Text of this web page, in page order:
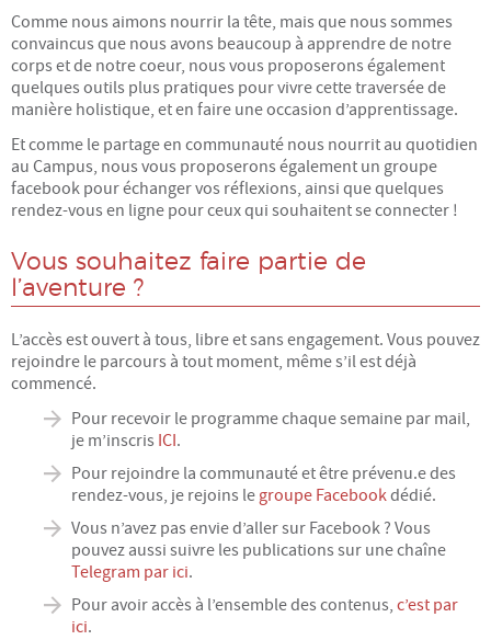
RESSOURCES
Ateliers sciences humaines et plus...
Autres ressources
CONTACT
Comme nous aimons nourrir la tête, mais que nous sommes
convaincus que nous avons beaucoup à apprendre de notre
corps et de notre coeur, nous vous proposerons également
quelques outils plus pratiques pour vivre cette traversée de
manière holistique, et en faire une occasion d’apprentissage.
Et comme le partage en communauté nous nourrit au quotidien
au Campus, nous vous proposerons également un groupe
facebook pour échanger vos réflexions, ainsi que quelques
rendez-vous en ligne pour ceux qui souhaitent se connecter !
Vous souhaitez faire partie de
l’aventure ?
L’accès est ouvert à tous, libre et sans engagement. Vous pouvez
rejoindre le parcours à tout moment, même s’il est déjà
commencé.
Pour recevoir le programme chaque semaine par mail,
je m’inscris ICI.
Pour rejoindre la communauté et être prévenu.e des
rendez-vous, je rejoins le groupe Facebookdédié.
Vous n’avez pas envie d’aller sur Facebook ? Vous
pouvez aussi suivre les publications sur une chaîne
Telegram par ici.
Pour avoir accès à l’ensemble des contenus, c’est par
ici.